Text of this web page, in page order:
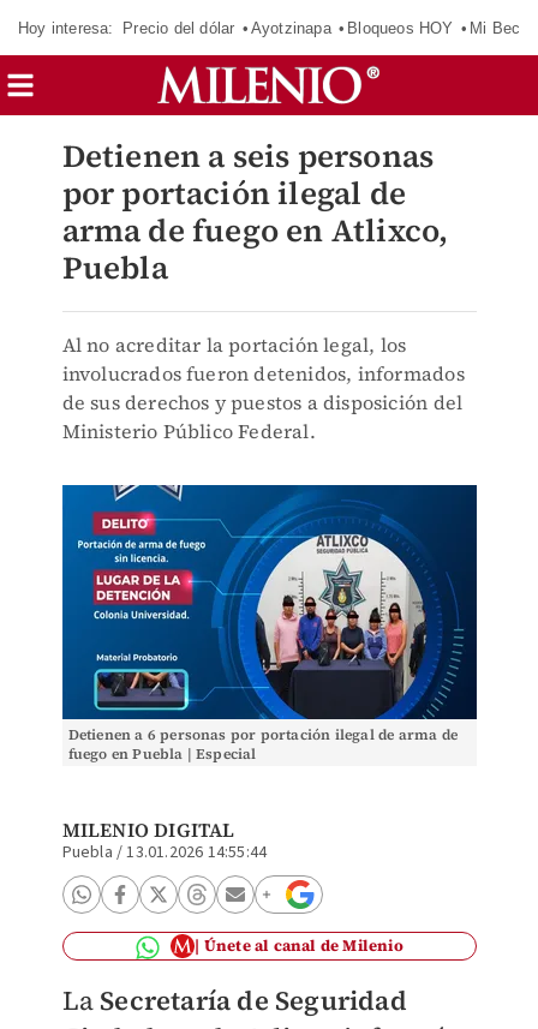
Hoy interesa: Precio del dólar Ayotzinapa Bloqueos HOY Mi Beca
Detienen a seis personas
por portación ilegal de
arma de fuego en Atlixco,
Puebla
Al no acreditar la portación legal, los
involucrados fueron detenidos, informados
de sus derechos y puestos a disposición del
Ministerio Público Federal.
Detienen a 6 personas por portación ilegal de arma de
fuego en Puebla | Especial
MILENIO DIGITAL
Puebla /13.01.2026 14:55:44
Únete al canal de Milenio
La Secretaría de Seguridad